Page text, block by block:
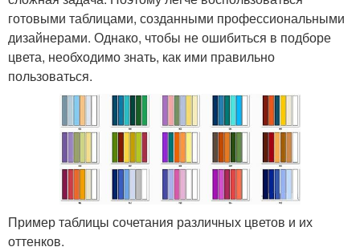
готовыми таблицами, созданными профессиональными
дизайнерами. Однако, чтобы не ошибиться в подборе
цвета, необходимо знать, как ими правильно
пользоваться.
Пример таблицы сочетания различных цветов и их
оттенков.